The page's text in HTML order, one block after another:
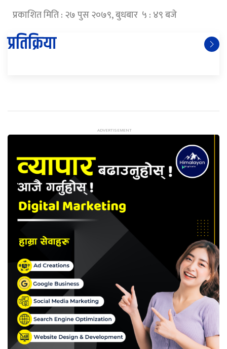
प्रकाशित मिति : २७ पुस २०७९, बुधबार ५ : ४९ बजे
प्रतिक्रिया